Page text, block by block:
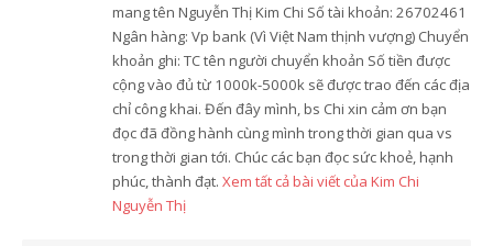
mang tên Nguyễn Thị Kim Chi Số tài khoản: 26702461
Ngân hàng: Vp bank (Vì Việt Nam thịnh vượng) Chuyển
khoản ghi: TC tên người chuyển khoản Số tiền được
cộng vào đủ từ 1000k-5000k sẽ được trao đến các địa
chỉ công khai. Đến đây mình, bs Chi xin cảm ơn bạn
đọc đã đồng hành cùng mình trong thời gian qua vs
trong thời gian tới. Chúc các bạn đọc sức khoẻ, hạnh
phúc, thành đạt. Xem tất cả bài viết của Kim Chi
Nguyễn Thị